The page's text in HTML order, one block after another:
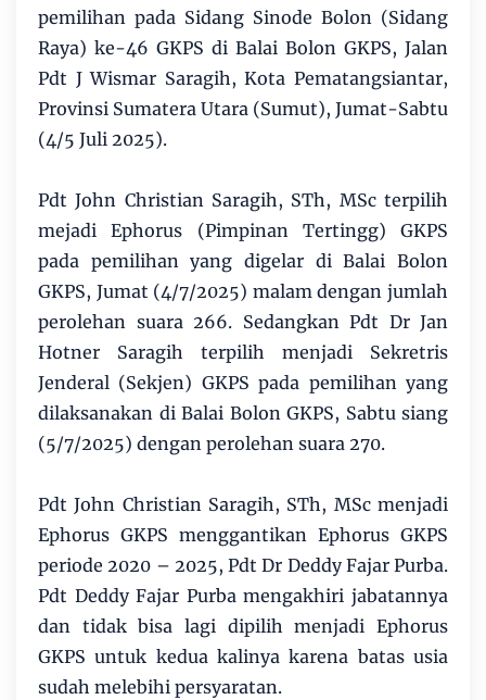
pemilihan pada Sidang Sinode Bolon (Sidang
Raya) ke-46 GKPS di Balai Bolon GKPS, Jalan
Pdt J Wismar Saragih, Kota Pematangsiantar,
Provinsi Sumatera Utara (Sumut), Jumat-Sabtu
(4/5 Juli 2025).
Pdt John Christian Saragih, STh, MSc terpilih
mejadi Ephorus (Pimpinan Tertingg) GKPS
pada pemilihan yang digelar di Balai Bolon
GKPS, Jumat (4/7/2025) malam dengan jumlah
perolehan suara 266. Sedangkan Pdt Dr Jan
Hotner Saragih terpilih menjadi Sekretris
Jenderal (Sekjen) GKPS pada pemilihan yang
dilaksanakan di Balai Bolon GKPS, Sabtu siang
(5/7/2025) dengan perolehan suara 270.
Pdt John Christian Saragih, STh, MSc menjadi
Ephorus GKPS menggantikan Ephorus GKPS
periode 2020 – 2025, Pdt Dr Deddy Fajar Purba.
Pdt Deddy Fajar Purba mengakhiri jabatannya
dan tidak bisa lagi dipilih menjadi Ephorus
GKPS untuk kedua kalinya karena batas usia
sudah melebihi persyaratan.